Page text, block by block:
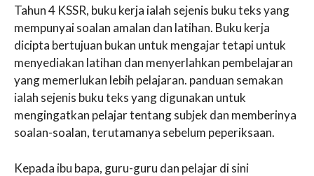
Tahun 4 KSSR, buku kerja ialah sejenis buku teks yang
mempunyai soalan amalan dan latihan. Buku kerja
dicipta bertujuan bukan untuk mengajar tetapi untuk
menyediakan latihan dan menyerlahkan pembelajaran
yang memerlukan lebih pelajaran. panduan semakan
ialah sejenis buku teks yang digunakan untuk
mengingatkan pelajar tentang subjek dan memberinya
soalan-soalan, terutamanya sebelum peperiksaan.
Kepada ibu bapa, guru-guru dan pelajar di sini